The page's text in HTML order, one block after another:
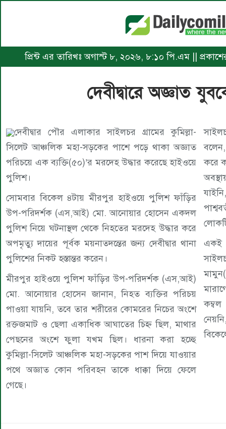
প্রিন্ট এর তারিখঃ অগাস্ট ৮, ২০২৬, ৮:১০ পি.এম ||
দেবীদ্বারে অজ্ঞাত
দেবীদ্বার পৌর এলাকার সাইলচর গ্রামের কুমিল্লা-
সিলেট আঞ্চলিক মহা-সড়কের পাশে পড়ে থাকা অজ্ঞাত
পরিচয়ে এক ব্যক্তি(৫০)’র মরদেহ উদ্ধার করেছে হাইওয়ে
পুলিশ।
সোমবার বিকেল ৪টায় মীরপুর হাইওয়ে পুলিশ ফাঁড়ির
উপ-পরিদর্শক (এস,আই) মো. আনোয়ার হোসেন একদল
পুলিশ নিয়ে ঘটনাস্থল থেকে নিহতের মরদেহ উদ্ধার করে
অপমৃত্যু দায়ের পূর্বক ময়নাতদন্তের জন্য দেবীদ্বার থানা
পুলিশের নিকট হস্তান্তর করেন।
মীরপুর হাইওয়ে পুলিশ ফাঁড়ির উপ-পরিদর্শক (এস,আই)
মো. আনোয়ার হোসেন জানান, নিহত ব্যক্তির পরিচয়
পাওয়া যায়নি, তবে তার শরীরের কোমরের নিচের অংশে
রক্তজমাট ও ছেলা একাধিক আঘাতের চিহ্ন ছিল, মাথার
পেছনের অংশে ফুলা যখম ছিল। ধারনা করা হচ্ছে
কুমিল্লা-সিলেট আঞ্চলিক মহা-সড়কের পাশ দিয়ে যাওয়ার
পথে অজ্ঞাত কোন পরিবহন তাকে ধাক্কা দিয়ে ফেলে
গেছে।
করে
একই
কম্বল